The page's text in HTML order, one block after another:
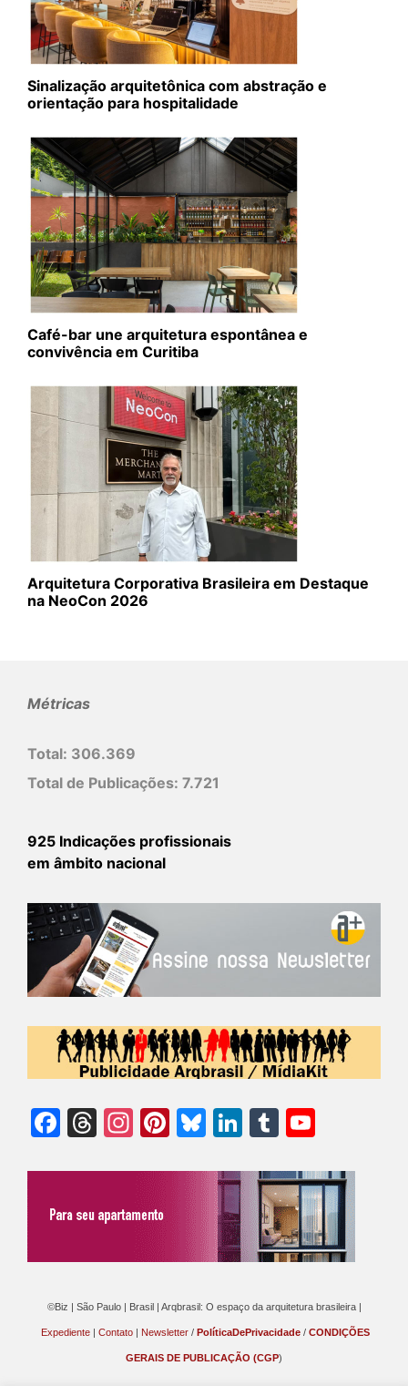
Sinalização arquitetônica com abstração e
orientação para hospitalidade
Café-bar une arquitetura espontânea e
convivência em Curitiba
Arquitetura Corporativa Brasileira em Destaque
na NeoCon 2026
Métricas
Total: 306.369
Total de Publicações: 7.721
925 Indicações profissionais
em âmbito nacional
Facebook
Threads
Instagram
Pinterest
Bluesky
LinkedIn
Tumblr
©Biz | São Paulo | Brasil | Arqbrasil: O espaço da arquitetura brasileira |
Expediente Contato Newsletter / PolíticaDePrivacidade / CONDIÇÕES
GERAIS DE PUBLICAÇÃO (CGP)